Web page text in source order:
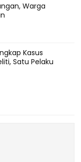
Warga
Kasus
Satu Pelaku